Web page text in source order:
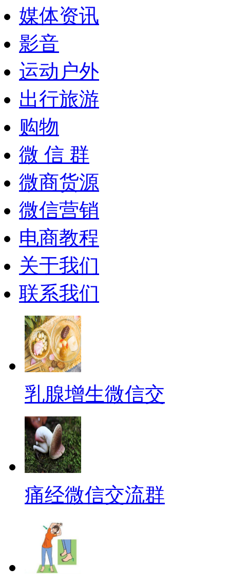
媒体资讯
影音
运动户外
出行旅游
购物
微 信 群
微商货源
微信营销
电商教程
关于我们
联系我们
乳腺增生微信交
痛经微信交流群